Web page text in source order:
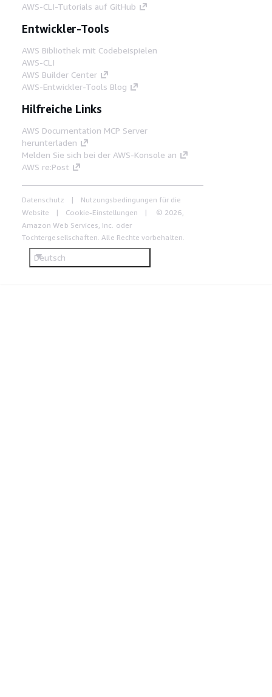
AWS-CLI-Tutorials auf GitHub
Entwickler-Tools
AWS Bibliothek mit Codebeispielen
AWS-CLI
AWS Builder Center
AWS-Entwickler-Tools Blog
Hilfreiche Links
AWS Documentation MCP Server
herunterladen
Melden Sie sich bei der AWS-Konsole an
AWS re:Post
Datenschutz
Nutzungsbedingungen für die
Website
Cookie-Einstellungen
© 2026,
Amazon Web Services, Inc. oder
Tochtergesellschaften. Alle Rechte vorbehalten.
Deutsch